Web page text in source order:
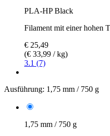
PLA-HP Black
Filament mit einer hohen
€ 25,49
(€ 33,99 / kg)
3.1 (7)
Ausführung: 1,75 mm / 750 g
1,75 mm / 750 g